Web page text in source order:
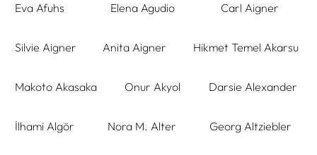
Eva Afuhs Elena Agudio Carl Aigner
Silvie Aigner Anita Aigner Hikmet Temel Akarsu
Makoto Akasaka Onur Akyol Darsie Alexander
İlhami Algör Nora M. Alter Georg Altziebler